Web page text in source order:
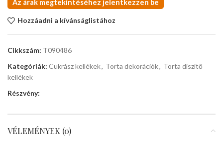
Az árak megtekintéséhez jelentkezzen be
Hozzáadni a kívánságlistához
Cikkszám: T090486
Kategóriák: Cukrász kellékek, Torta dekorációk, Torta díszítő
kellékek
Részvény:
VÉLEMÉNYEK (0)